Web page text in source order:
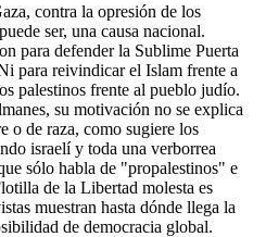
contra la opresión de los
ser, una causa nacional.
para defender la Sublime Puerta
para reivindicar el Islam frente a
palestinos frente al pueblo judío.
su motivación no se explica
o de raza, como sugiere los
israelí y toda una verborrea
sólo habla de "propalestinos" e
de la Libertad molesta es
muestran hasta dónde llega la
de democracia global.